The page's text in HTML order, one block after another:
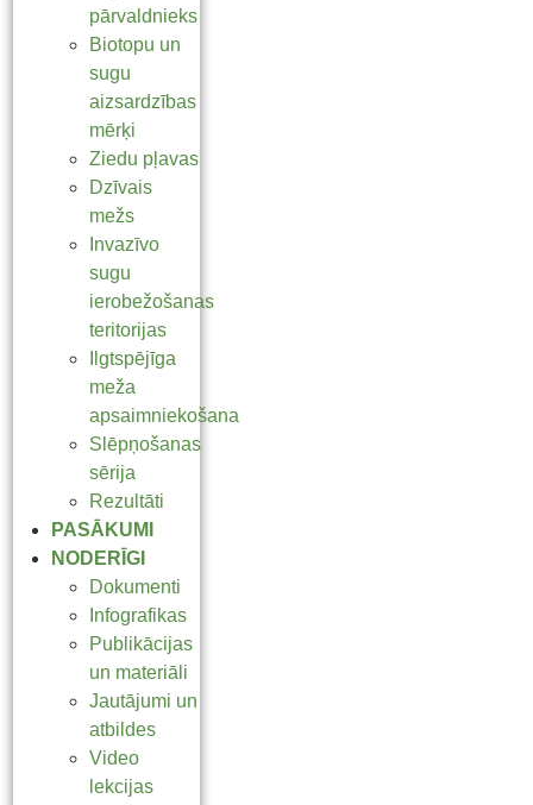
pārvaldnieks
Biotopu un
sugu
aizsardzības
mērķi
Ziedu pļavas
Dzīvais
mežs
Invazīvo
sugu
ierobežošanas
teritorijas
Ilgtspējīga
meža
apsaimniekošana
Slēpņošanas
sērija
Rezultāti
PASĀKUMI
NODERĪGI
Dokumenti
Infografikas
Publikācijas
un materiāli
Jautājumi un
atbildes
Video
lekcijas